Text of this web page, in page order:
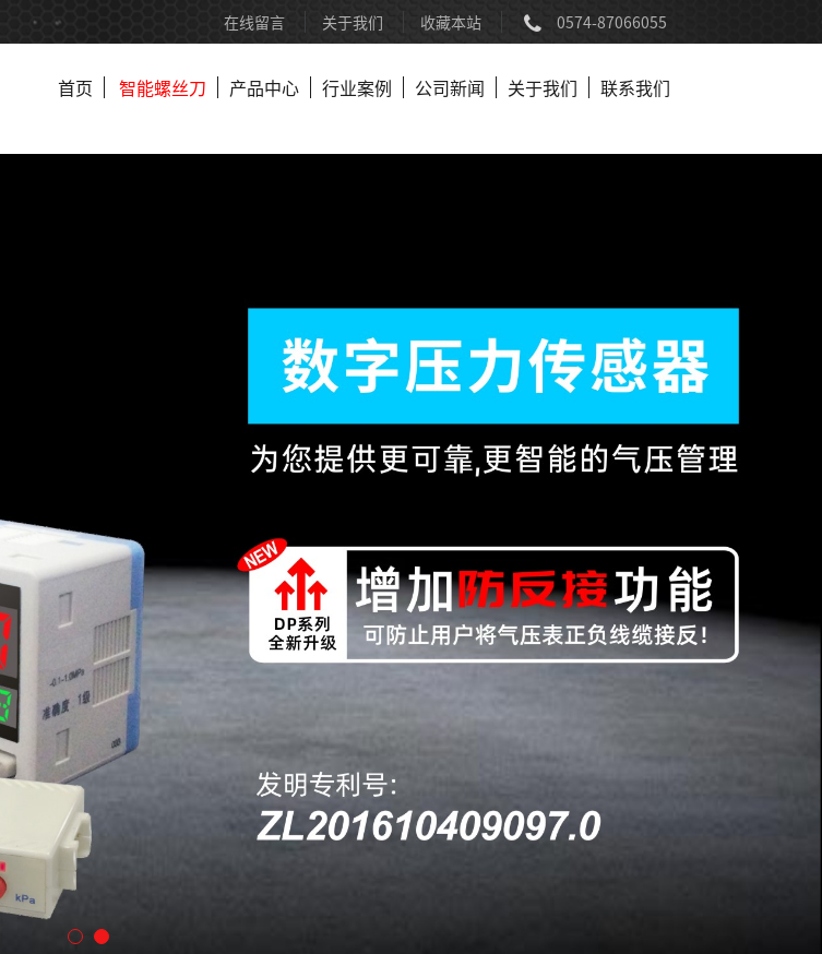
在线留言 关于我们 收藏本站 0574-87066055
首页 智能螺丝刀 产品中心 行业案例 公司新闻 关于我们 联系我们